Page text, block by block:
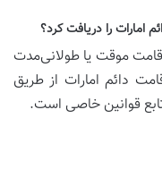
امارات را دریافت کرد؟
موقت یا طولانی‌مدت
دائم امارات از طریق
قوانین خاصی است.